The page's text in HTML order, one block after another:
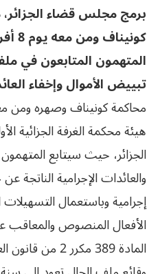
برمج مجلس قضاء
المتهمون المتابعون في
تبييض الأموال وإخفاء
محاكمة كونيناف وصهره ومن
هيئة محكمة الغرفة الجزائية
الجزائر، حيث سيتابع
والعائدات الإجرامية
إجرامية وباستعمال
المادة 389 مكرر 2 من قانون العقوبات.